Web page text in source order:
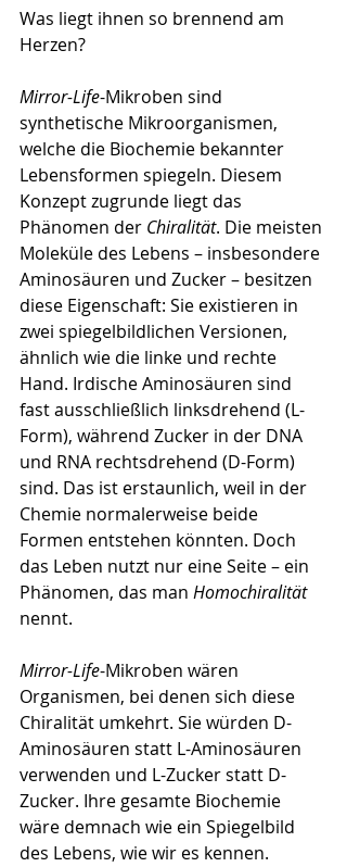
Was liegt ihnen so brennend am
Herzen?
Mirror-Life-Mikroben sind
synthetische Mikroorganismen,
welche die Biochemie bekannter
Lebensformen spiegeln. Diesem
Konzept zugrunde liegt das
Phänomen der Chiralität. Die meisten
Moleküle des Lebens – insbesondere
Aminosäuren und Zucker – besitzen
diese Eigenschaft: Sie existieren in
zwei spiegelbildlichen Versionen,
ähnlich wie die linke und rechte
Hand. Irdische Aminosäuren sind
fast ausschließlich linksdrehend (L-
Form), während Zucker in der DNA
und RNA rechtsdrehend (D-Form)
sind. Das ist erstaunlich, weil in der
Chemie normalerweise beide
Formen entstehen könnten. Doch
das Leben nutzt nur eine Seite – ein
Phänomen, das man Homochiralität
nennt.
Mirror-Life-Mikroben wären
Organismen, bei denen sich diese
Chiralität umkehrt. Sie würden D-
Aminosäuren statt L-Aminosäuren
verwenden und L-Zucker statt D-
Zucker. Ihre gesamte Biochemie
wäre demnach wie ein Spiegelbild
des Lebens, wie wir es kennen.